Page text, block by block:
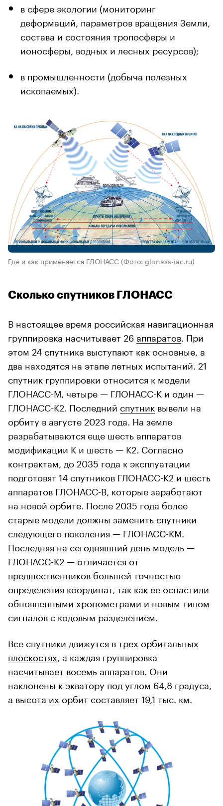
в сфере экологии (мониторинг
деформаций, параметров вращения Земли,
состава и состояния тропосферы и
ионосферы, водных и лесных ресурсов);
в промышленности (добыча полезных
ископаемых).
Где и как применяется ГЛОНАСС (Фото: glonass-iac.ru)
Сколько спутников ГЛОНАСС
В настоящее время российская навигационная
группировка насчитывает 26аппаратов . При
этом 24 спутника выступают как основные, а
два находятся на этапе летных испытаний. 21
спутник группировки относится к модели
ГЛОНАСС-М, четыре — ГЛОНАСС-К и один —
ГЛОНАСС-К2. Последний спутник вывели на
орбиту в августе 2023 года. На земле
разрабатываются еще шесть аппаратов
модификации К и шесть — К2. Согласно
контрактам, до 2035 года к эксплуатации
подготовят 14 спутников ГЛОНАСС-К2 и шесть
аппаратов ГЛОНАСС-В, которые заработают
на новой орбите. После 2035 года более
старые модели должны заменить спутники
следующего поколения — ГЛОНАСС-КМ.
Последняя на сегодняшний день модель —
ГЛОНАСС-К2 — отличается от
предшественников большей точностью
определения координат, так как ее оснастили
обновленными хронометрами и новым типом
сигналов с кодовым разделением.
Все спутники движутся в трех орбитальных
плоскостях , а каждая группировка
насчитывает восемь аппаратов. Они
наклонены к экватору под углом 64,8 градуса,
а высота их орбит составляет 19,1 тыс. км.